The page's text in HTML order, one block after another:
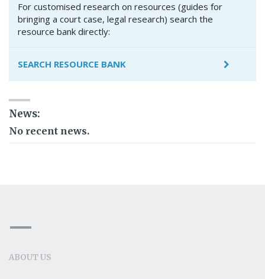
For customised research on resources (guides for
bringing a court case, legal research) search the
resource bank directly:
SEARCH RESOURCE BANK
News:
No recent news.
ABOUT US